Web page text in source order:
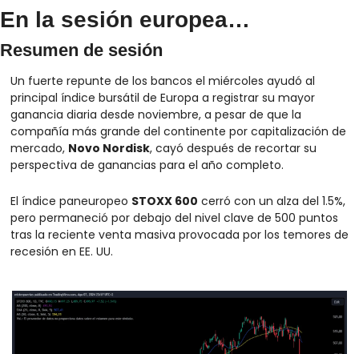
En la sesión europea…
Resumen de sesión
Un fuerte repunte de los bancos el miércoles ayudó al
principal índice bursátil de Europa a registrar su mayor
ganancia diaria desde noviembre, a pesar de que la
compañía más grande del continente por capitalización de
mercado, Novo Nordisk, cayó después de recortar su
perspectiva de ganancias para el año completo.
El índice paneuropeo STOXX 600 cerró con un alza del 1.5%,
pero permaneció por debajo del nivel clave de 500 puntos
tras la reciente venta masiva provocada por los temores de
recesión en EE. UU.